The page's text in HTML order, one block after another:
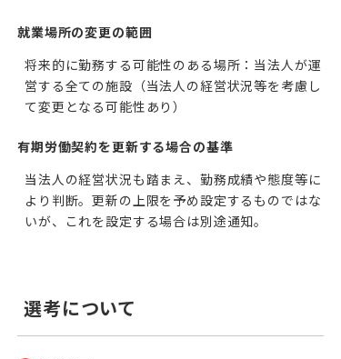
就業場所の変更の範囲
将来的に勤務する可能性のある場所：当法人が運
営する全ての施設（当法人の経営状況等を考慮し
て変更となる可能性あり）
有期労働契約を更新する場合の基準
当法人の経営状況も踏まえ、勤務成績や態度等に
より判断。更新の上限を予め設定するものではな
いが、これを設定する場合は別途通知。
選考について